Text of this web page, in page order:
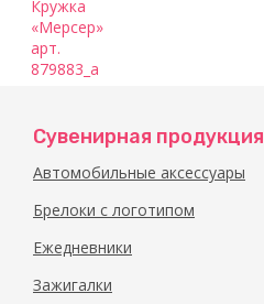
Сувенирная продукция
Автомобильные аксессуары
Брелоки с логотипом
Ежедневники
Зажигалки